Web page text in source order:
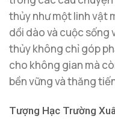
thủy như một linh vật
dồi dào và cuộc sống
thủy không chỉ góp
cho không gian mà
bền vững và thăng
Tượng Hạc Trường